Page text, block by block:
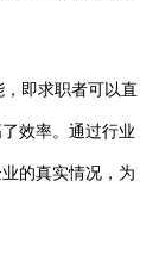
，即求职者可以直
效率。通过行业
的真实情况，为